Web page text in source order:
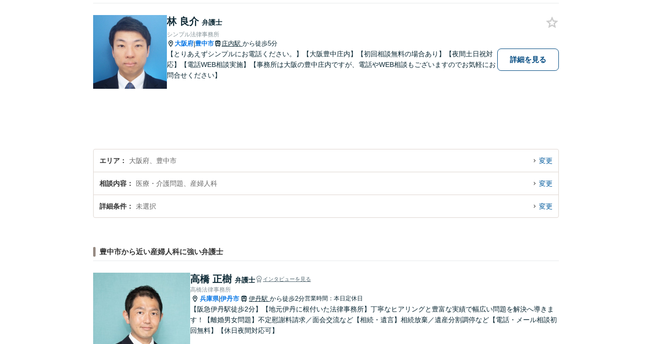
林 良介 弁護士
シンプル法律事務所
大阪府|豊中市 庄内駅 から徒歩5分
【とりあえずシンプルにお電話ください。】【大阪豊中庄内】【初回相談無料の場合あり】【夜間土日祝対
応】【電話WEB相談実施】【事務所は大阪の豊中庄内ですが、電話やWEB相談もございますのでお気軽にお
問合せください】
詳細を見る
エリア 大阪府、豊中市 変更
相談内容 医療・介護問題、産婦人科 変更
詳細条件 未選択 変更
豊中市から近い産婦人科に強い弁護士
高橋 正樹 弁護士 インタビューを見る
高橋法律事務所
兵庫県|伊丹市 伊丹駅 から徒歩2分営業時間：本日定休日
【阪急伊丹駅徒歩2分】【地元伊丹に根付いた法律事務所】丁寧なヒアリングと豊富な実績で幅広い問題を解決へ導きま
す！【離婚男女問題】不定慰謝料請求／面会交流など【相続・遺言】相続放棄／遺産分割調停など【電話・メール相談初
回無料】【休日夜間対応可】